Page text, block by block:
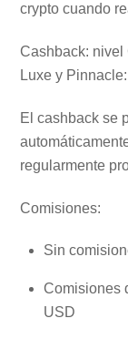
crypto cuando
Cashback: nivel
Luxe y
El cashback se
regularmente
Comisiones:
Sin
Comisiones
USD